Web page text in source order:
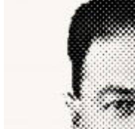
Sport Tag